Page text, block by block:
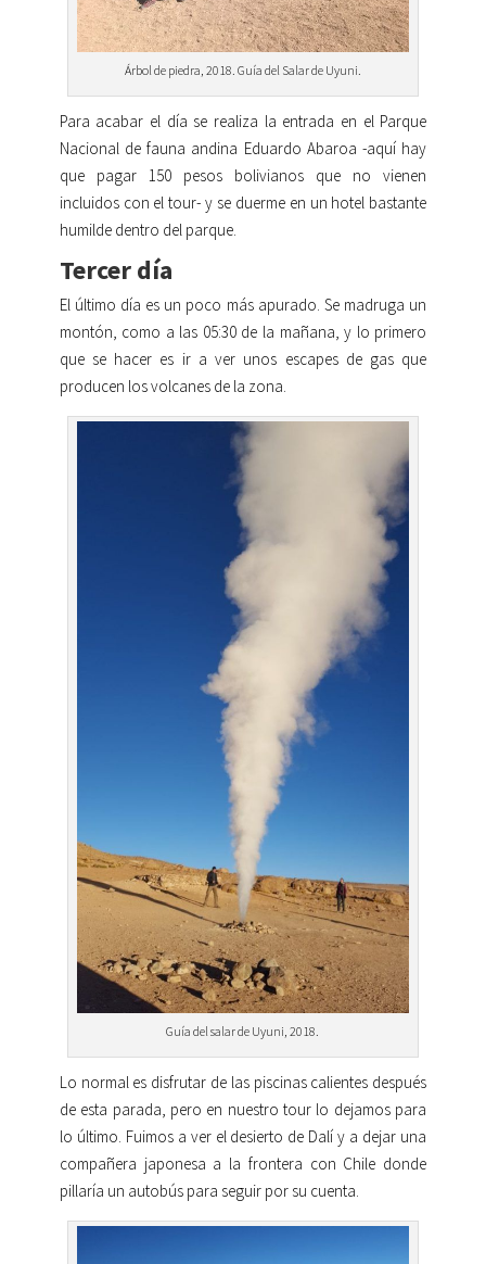
Árbol de piedra, 2018. Guía del Salar de Uyuni.
Para acabar el día se realiza la entrada en el Parque
Nacional de fauna andina Eduardo Abaroa -aquí hay
que pagar 150 pesos bolivianos que no vienen
incluidos con el tour- y se duerme en un hotel bastante
humilde dentro del parque.
Tercer día
El último día es un poco más apurado. Se madruga un
montón, como a las 05:30 de la mañana, y lo primero
que se hacer es ir a ver unos escapes de gas que
producen los volcanes de la zona.
Guía del salar de Uyuni, 2018.
Lo normal es disfrutar de las piscinas calientes después
de esta parada, pero en nuestro tour lo dejamos para
lo último. Fuimos a ver el desierto de Dalí y a dejar una
compañera japonesa a la frontera con Chile donde
pillaría un autobús para seguir por su cuenta.